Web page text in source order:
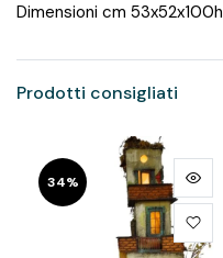
Dimensioni cm 53x52x100h
Prodotti consigliati
34%